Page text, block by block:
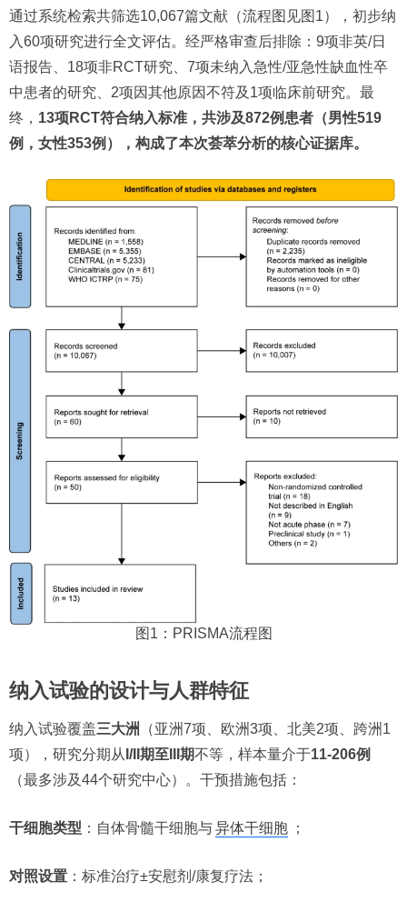
通过系统检索共筛选10,067篇文献（流程图见图1），初步纳
入60项研究进行全文评估。经严格审查后排除：9项非英/日
语报告、18项非RCT研究、7项未纳入急性/亚急性缺血性卒
中患者的研究、2项因其他原因不符及1项临床前研究。最
终， 13项RCT符合纳入标准，共涉及872例患者（男性519
例，女性353例），构成了本次荟萃分析的核心证据库。
图1：PRISMA流程图
纳入试验的设计与人群特征
纳入试验覆盖三大洲
（亚洲7项、欧洲3项、北美2项、跨洲1
项），研究分期从 I/II期至III期不等，样本量介于11-206例
（最多涉及44个研究中心）。干预措施包括：
干细胞类型 ：自体骨髓干细胞与异体干细胞 ；
对照设置 ：标准治疗±安慰剂/康复疗法；